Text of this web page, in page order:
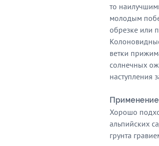
то
молодым
обрезке или
ветки
солнечных
наступления
Хорошо
альпийских
грунта